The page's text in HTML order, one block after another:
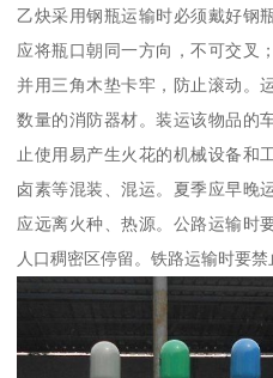
乙炔采用钢瓶运输时必须戴好钢
应将瓶口朝同一方向，不可交叉
并用三角木垫卡牢，防止滚动。
数量的消防器材。装运该物品的
止使用易产生火花的机械设备和
卤素等混装、混运。夏季应早晚
应远离火种、热源。公路运输时
人口稠密区停留。铁路运输时要禁